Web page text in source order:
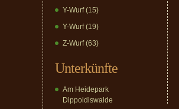
Y-Wurf(15)
Y-Wurf(19)
Z-Wurf(63)
Unterkünfte
Am Heidepark
Dippoldiswalde